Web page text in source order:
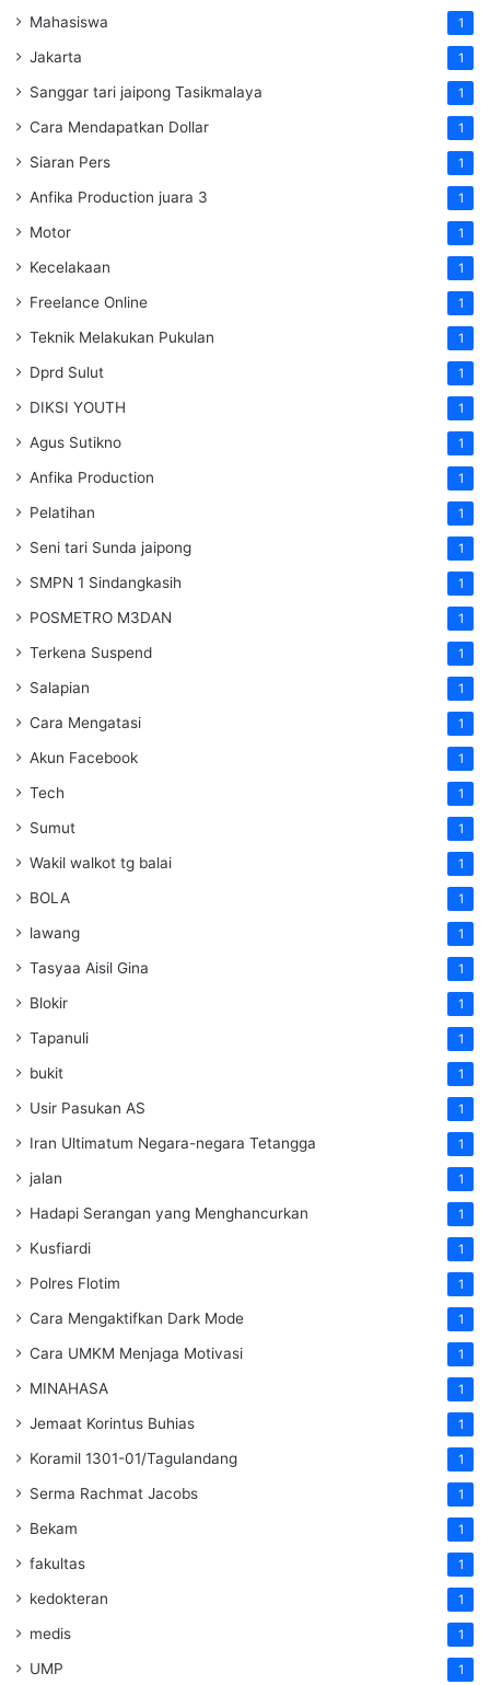
Mahasiswa 1
Jakarta 1
Sanggar tari jaipong Tasikmalaya 1
Cara Mendapatkan Dollar 1
Siaran Pers 1
Anfika Production juara 3 1
Motor 1
Kecelakaan 1
Freelance Online 1
Teknik Melakukan Pukulan 1
Dprd Sulut 1
DIKSI YOUTH 1
Agus Sutikno 1
Anfika Production 1
Pelatihan 1
Seni tari Sunda jaipong 1
SMPN 1 Sindangkasih 1
POSMETRO M3DAN 1
Terkena Suspend 1
Salapian 1
Cara Mengatasi 1
Akun Facebook 1
Tech 1
Sumut 1
Wakil walkot tg balai 1
BOLA 1
lawang 1
Tasyaa Aisil Gina 1
Blokir 1
Tapanuli 1
bukit 1
Usir Pasukan AS 1
Iran Ultimatum Negara-negara Tetangga 1
jalan 1
Hadapi Serangan yang Menghancurkan 1
Kusfiardi 1
Polres Flotim 1
Cara Mengaktifkan Dark Mode 1
Cara UMKM Menjaga Motivasi 1
MINAHASA 1
Jemaat Korintus Buhias 1
Koramil 1301-01/Tagulandang 1
Serma Rachmat Jacobs 1
Bekam 1
fakultas 1
kedokteran 1
medis 1
UMP 1